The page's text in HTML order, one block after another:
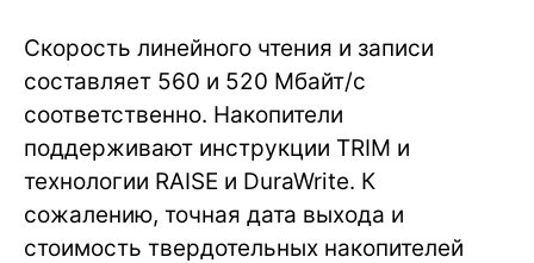
Скорость линейного чтения и записи
составляет 560 и 520 Мбайт/с
соответственно. Накопители
поддерживают инструкции TRIM и
технологии RAISE и DuraWrite. К
сожалению, точная дата выхода и
стоимость твердотельных накопителей